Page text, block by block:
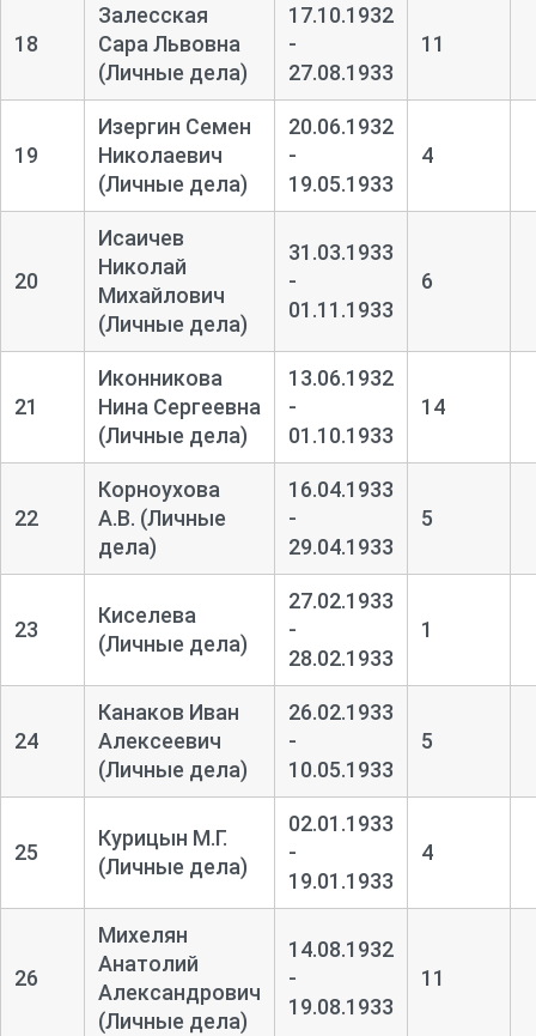
18
Залесская
Сара Львовна
(Личные дела)
17.10.1932
-
27.08.1933
11
19
Изергин Семен
Николаевич
(Личные дела)
20.06.1932
-
19.05.1933
4
20
Исаичев
Николай
Михайлович
(Личные дела)
31.03.1933
-
01.11.1933
6
21
Иконникова
Нина Сергеевна
(Личные дела)
13.06.1932
-
01.10.1933
14
22
Корноухова
А.В. (Личные
дела)
16.04.1933
-
29.04.1933
5
23
Киселева
(Личные дела)
27.02.1933
-
28.02.1933
1
24
Канаков Иван
Алексеевич
(Личные дела)
26.02.1933
-
10.05.1933
5
25
Курицын М.Г.
(Личные дела)
02.01.1933
-
19.01.1933
4
26
Михелян
Анатолий
Александрович
(Личные дела)
14.08.1932
-
19.08.1933
11